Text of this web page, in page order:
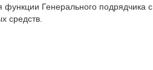
функции Генерального подрядчика с
средств.